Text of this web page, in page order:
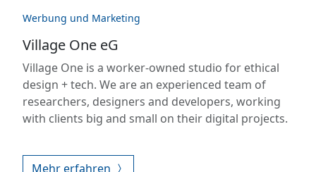
Werbung und Marketing
Village One eG
Village One is a worker-owned studio for ethical
design + tech. We are an experienced team of
researchers, designers and developers, working
with clients big and small on their digital projects.
Mehr erfahren